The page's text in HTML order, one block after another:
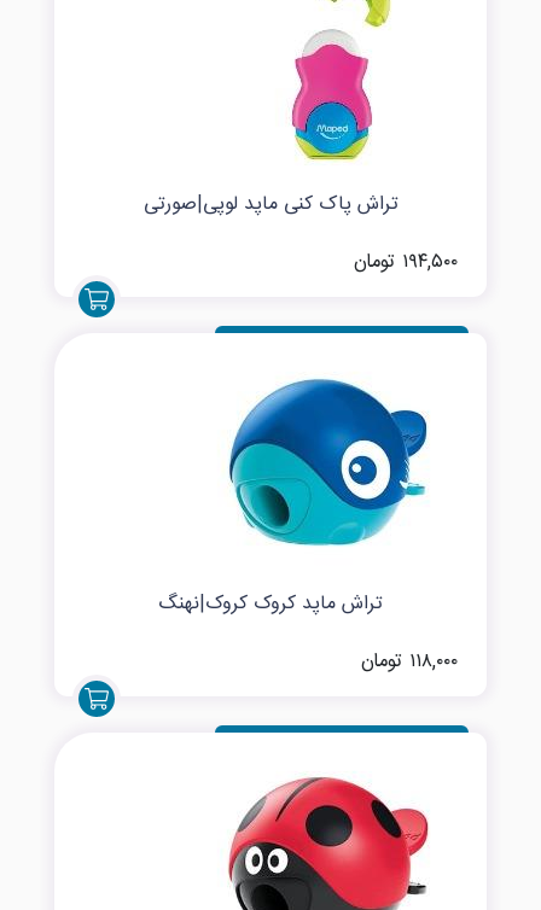
تراش پاک کنی ماپد لوپی|صورتی
۱۹۴,۵۰۰ تومان
تراش ماپد کروک کروک|نهنگ
۱۱۸,۰۰۰ تومان